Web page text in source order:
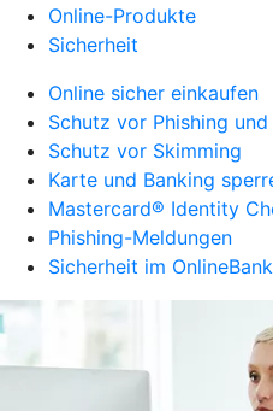
Online-Produkte
Sicherheit
Online sicher einkaufen
Schutz vor Phishing
Schutz vor Skimming
Karte und Banking
Mastercard® Identity
Phishing-Meldungen
Sicherheit im